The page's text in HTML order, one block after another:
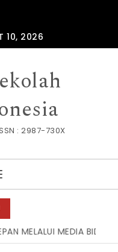
10, 2026
: 2987-730X
BIDANG MIRING